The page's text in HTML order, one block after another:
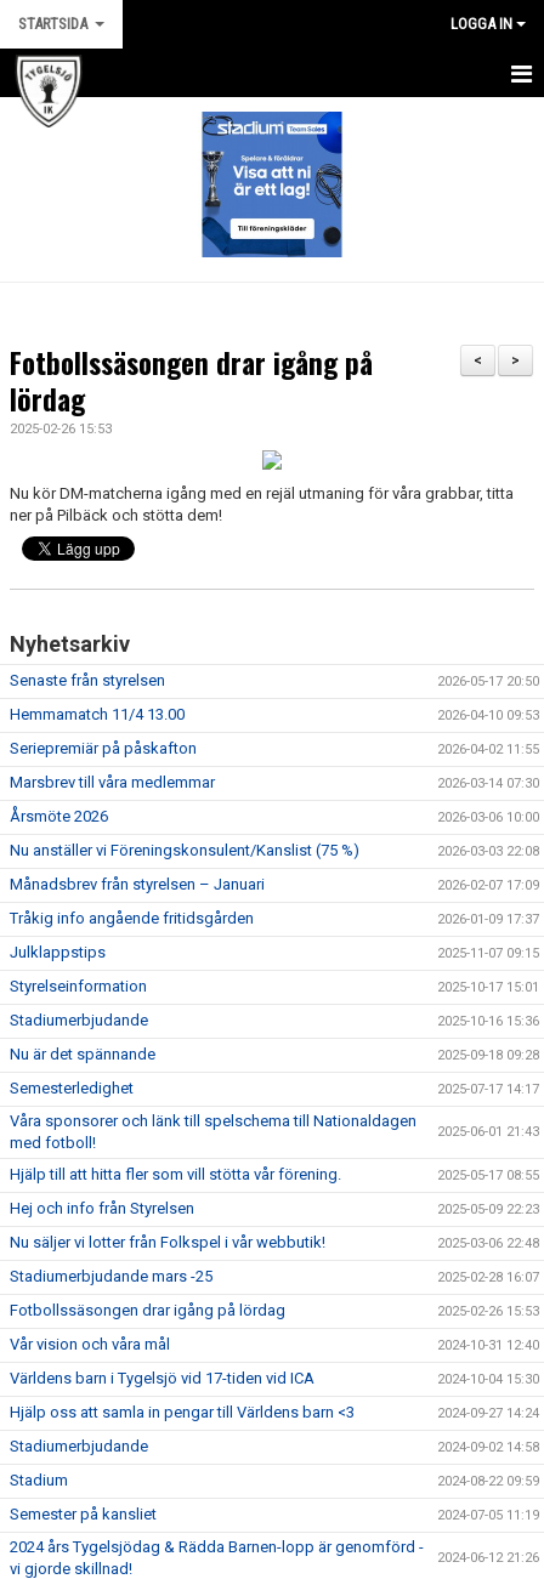
STARTSIDA LOGGA IN
HEM
ATT VARA FÖRÄLDER
FÖRENINGSKLÄDER
DOKUMENT
>
<
Fotbollssäsongen drar igång på
lördag
2025-02-26 15:53
Nu kör DM-matcherna igång med en rejäl utmaning för våra grabbar, titta
ner på Pilbäck och stötta dem!
Nyhetsarkiv
Senaste från styrelsen 2026-05-17 20:50
Hemmamatch 11/4 13.00 2026-04-10 09:53
Seriepremiär på påskafton 2026-04-02 11:55
Marsbrev till våra medlemmar 2026-03-14 07:30
Årsmöte 2026 2026-03-06 10:00
Nu anställer vi Föreningskonsulent/Kanslist (75 %) 2026-03-03 22:08
Månadsbrev från styrelsen – Januari 2026-02-07 17:09
Tråkig info angående fritidsgården 2026-01-09 17:37
Julklappstips 2025-11-07 09:15
Styrelseinformation 2025-10-17 15:01
Stadiumerbjudande 2025-10-16 15:36
Nu är det spännande 2025-09-18 09:28
Semesterledighet 2025-07-17 14:17
Våra sponsorer och länk till spelschema till Nationaldagen
med fotboll!
2025-06-01 21:43
Hjälp till att hitta fler som vill stötta vår förening. 2025-05-17 08:55
Hej och info från Styrelsen 2025-05-09 22:23
Nu säljer vi lotter från Folkspel i vår webbutik! 2025-03-06 22:48
Stadiumerbjudande mars -25 2025-02-28 16:07
Fotbollssäsongen drar igång på lördag 2025-02-26 15:53
Vår vision och våra mål 2024-10-31 12:40
Världens barn i Tygelsjö vid 17-tiden vid ICA 2024-10-04 15:30
Hjälp oss att samla in pengar till Världens barn <3 2024-09-27 14:24
Stadiumerbjudande 2024-09-02 14:58
Stadium 2024-08-22 09:59
Semester på kansliet 2024-07-05 11:19
2024 års Tygelsjödag & Rädda Barnen-lopp är genomförd -
vi gjorde skillnad!
2024-06-12 21:26